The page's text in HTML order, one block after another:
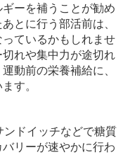
ーを補うことが勧め
とに行う部活前は、
ているかもしれませ
れや集中力が途切れ
動前の栄養補給に、
す。
ンドイッチなどで糖質
リーが速やかに行わ